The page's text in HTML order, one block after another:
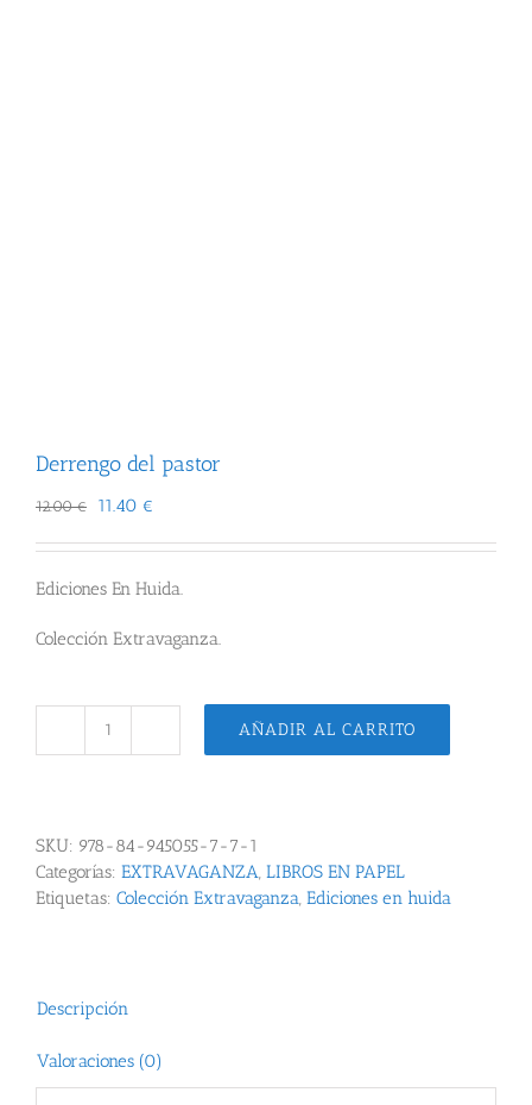
Derrengo del pastor
12.00€
El
original
era:
11.40 €
actual
es:
Ediciones En Huida.
Colección Extravaganza.
Derrengo
AÑADIR AL CARRITO
SKU: 978-84-945055-7-7-1
Categorías: EXTRAVAGANZA, LIBROS EN PAPEL
Etiquetas: Colección Extravaganza, Ediciones en huida
Descripción
Valoraciones (0)